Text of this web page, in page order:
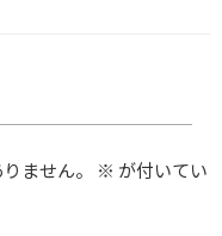
ません。 ※ が付いてい